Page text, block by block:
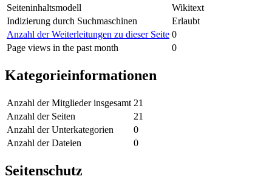
Seiteninhaltsmodell
Wikitext
Indizierung durch Suchmaschinen
Erlaubt
Anzahl der Weiterleitungen zu dieser Seite 0
Page views in the past month
0
Kategorieinformationen
Anzahl der Mitglieder insgesamt 21
Anzahl der Seiten
21
Anzahl der Unterkategorien
0
Anzahl der Dateien
0
Seitenschutz